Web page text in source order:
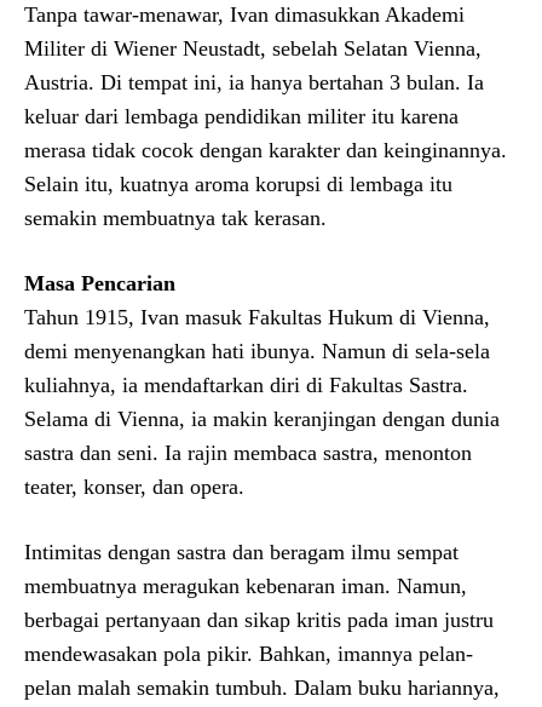
Tanpa tawar-menawar, Ivan dimasukkan Akademi
Militer di Wiener Neustadt, sebelah Selatan Vienna,
Austria. Di tempat ini, ia hanya bertahan 3 bulan. Ia
keluar dari lembaga pendidikan militer itu karena
merasa tidak cocok dengan karakter dan keinginannya.
Selain itu, kuatnya aroma korupsi di lembaga itu
semakin membuatnya tak kerasan.
Masa Pencarian
Tahun 1915, Ivan masuk Fakultas Hukum di Vienna,
demi menyenangkan hati ibunya. Namun di sela-sela
kuliahnya, ia mendaftarkan diri di Fakultas Sastra.
Selama di Vienna, ia makin keranjingan dengan dunia
sastra dan seni. Ia rajin membaca sastra, menonton
teater, konser, dan opera.
Intimitas dengan sastra dan beragam ilmu sempat
membuatnya meragukan kebenaran iman. Namun,
berbagai pertanyaan dan sikap kritis pada iman justru
mendewasakan pola pikir. Bahkan, imannya pelan-
pelan malah semakin tumbuh. Dalam buku hariannya,